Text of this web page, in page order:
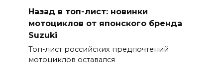
Назад в топ-лист: новинки
мотоциклов от японского бренда
Suzuki
Топ-лист российских предпочтений
мотоциклов оставался